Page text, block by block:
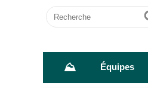
Recherche
⛰ Équipes